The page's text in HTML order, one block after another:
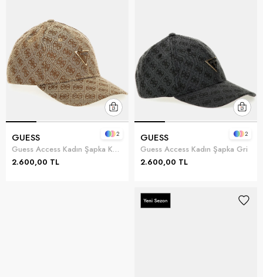
GUESS
Guess Access Kadın Şapka Kahverengi
2.600,00 TL
2 GUESS
Guess Access Kadın Şapka Gri
2.600,00 TL
2